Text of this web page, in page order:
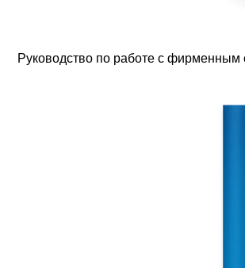
Руководство по работе с